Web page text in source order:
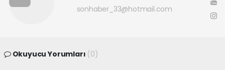
sonhaber_33@hotmail.com
Okuyucu Yorumları (0)